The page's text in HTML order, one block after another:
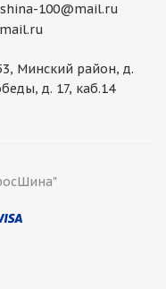
shina-100@mail.ru
Минский район, д.
д. 17, каб.14